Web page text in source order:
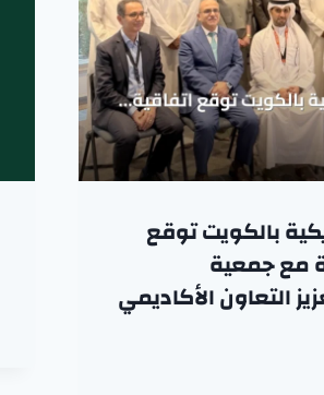
بالكويت توقع
مع جمعية
التعاون الأكاديمي